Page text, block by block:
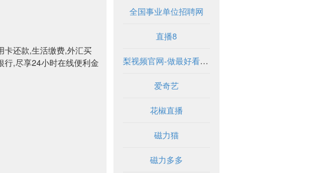
卡还款,生活缴费,外汇买
行,尽享24小时在线便利金
全国事业单位招聘网
直播8
梨视频官网-做最好看的资讯短视频-Pear Video
爱奇艺
花椒直播
磁力猫
磁力多多